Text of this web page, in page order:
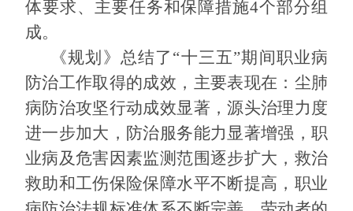
体要求、主要任务和保障措施4个部分组
成。
《规划》总结了“十三五”期间职业病
防治工作取得的成效，主要表现在：尘肺
病防治攻坚行动成效显著，源头治理力度
进一步加大，防治服务能力显著增强，职
业病及危害因素监测范围逐步扩大，救治
救助和工伤保险保障水平不断提高，职业